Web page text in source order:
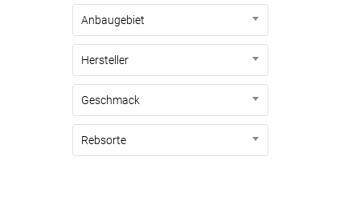
Anbaugebiet
Hersteller
Geschmack
Rebsorte